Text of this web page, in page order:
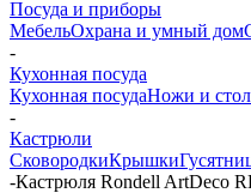
Посуда и приборы
МебельОхрана и умный дом
-
Кухонная посуда
Кухонная посудаНожи и
-
Кастрюли
СковородкиКрышки
-Кастрюля Rondell ArtDeco